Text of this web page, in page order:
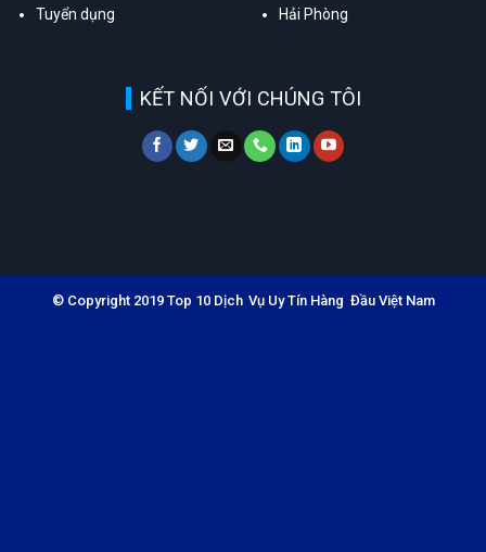
Tuyển dụng Hải Phòng
KẾT NỐI VỚI CHÚNG TÔI
© Copyright 2019 Top 10 Dịch Vụ Uy Tín Hàng Đầu Việt Nam